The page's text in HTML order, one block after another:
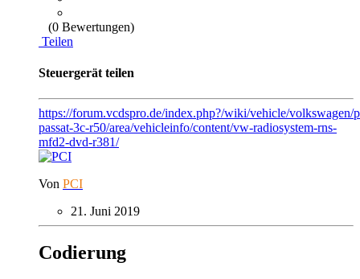
(0 Bewertungen)
Teilen
Steuergerät teilen
https://forum.vcdspro.de/index.php?/wiki/vehicle/volkswagen/
passat-3c-r50/area/vehicleinfo/content/vw-radiosystem-rns-
mfd2-dvd-r381/
Von PCI
21. Juni 2019
Codierung